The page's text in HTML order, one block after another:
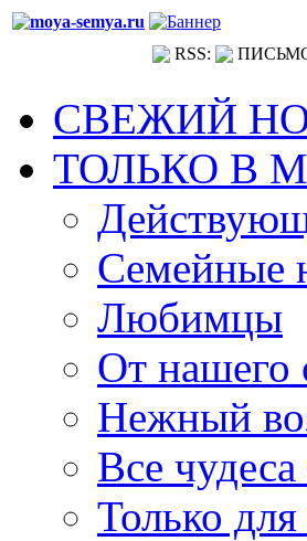
RSS:
СВЕЖИЙ
ТОЛЬКО В
Семейные
Любимцы
От нашего
Нежный
Все чудеса
Только